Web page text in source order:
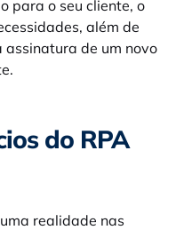
para o seu cliente, o
além de
de um novo
do RPA
realidade nas